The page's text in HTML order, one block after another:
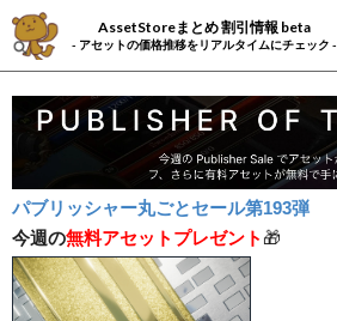
AssetStoreまとめ 割引情報 beta
- アセットの価格推移をリアルタイムにチェック -
パブリッシャー丸ごとセール第193弾
今週の無料アセットプレゼント 🎁